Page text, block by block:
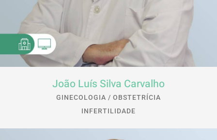
João Luís Silva Carvalho
GINECOLOGIA / OBSTETRÍCIA
INFERTILIDADE